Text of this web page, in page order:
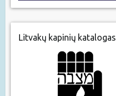
Litvakų kapinių katalogas